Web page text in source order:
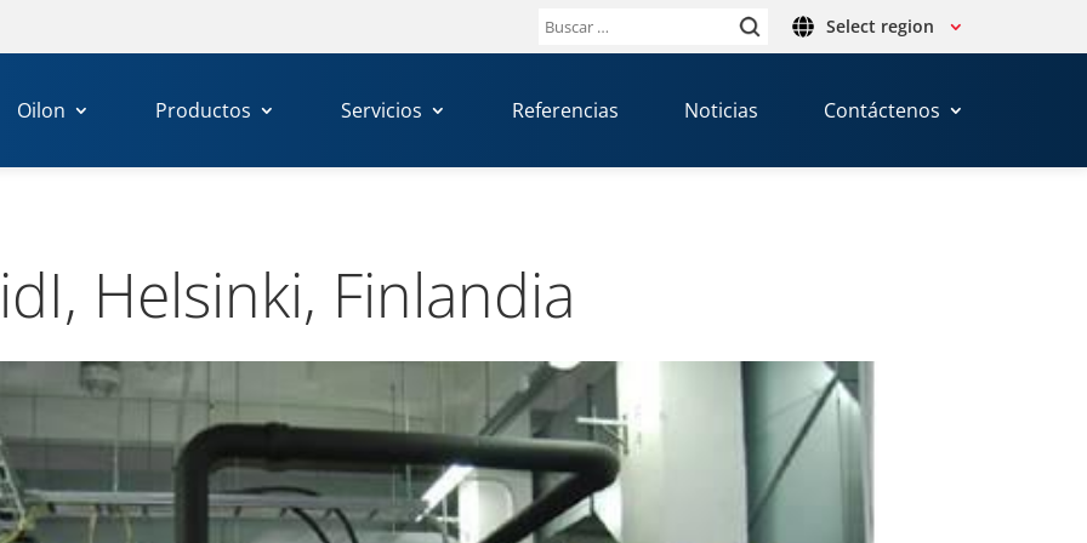
Buscar: Select region
Oilon Productos Servicios Referencias Noticias Contáctenos
Hel­sinki, Fin­lan­dia